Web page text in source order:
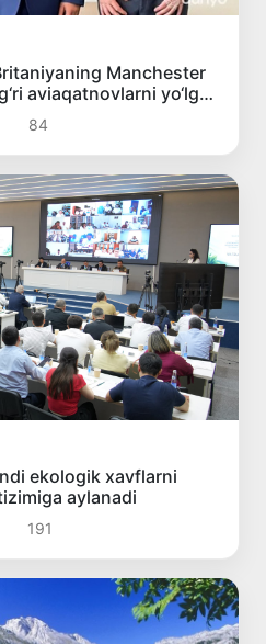
Manchester
aviaqatnovlarni yo‘lga
chiqilmoqda
84
ekologik xavflarni
aylanadi
191